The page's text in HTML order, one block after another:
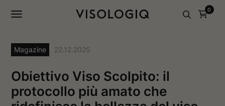
0
g
I
n
t
a
g
r
a
F
a
e
b
o
o
k
Magazine 22.12.2025
Obiettivo Viso Scolpito: il
protocollo più amato che